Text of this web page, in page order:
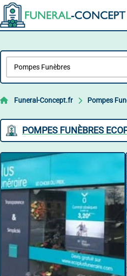
Funeral-Concept.fr Pompes
POMPES FUNÈBRES